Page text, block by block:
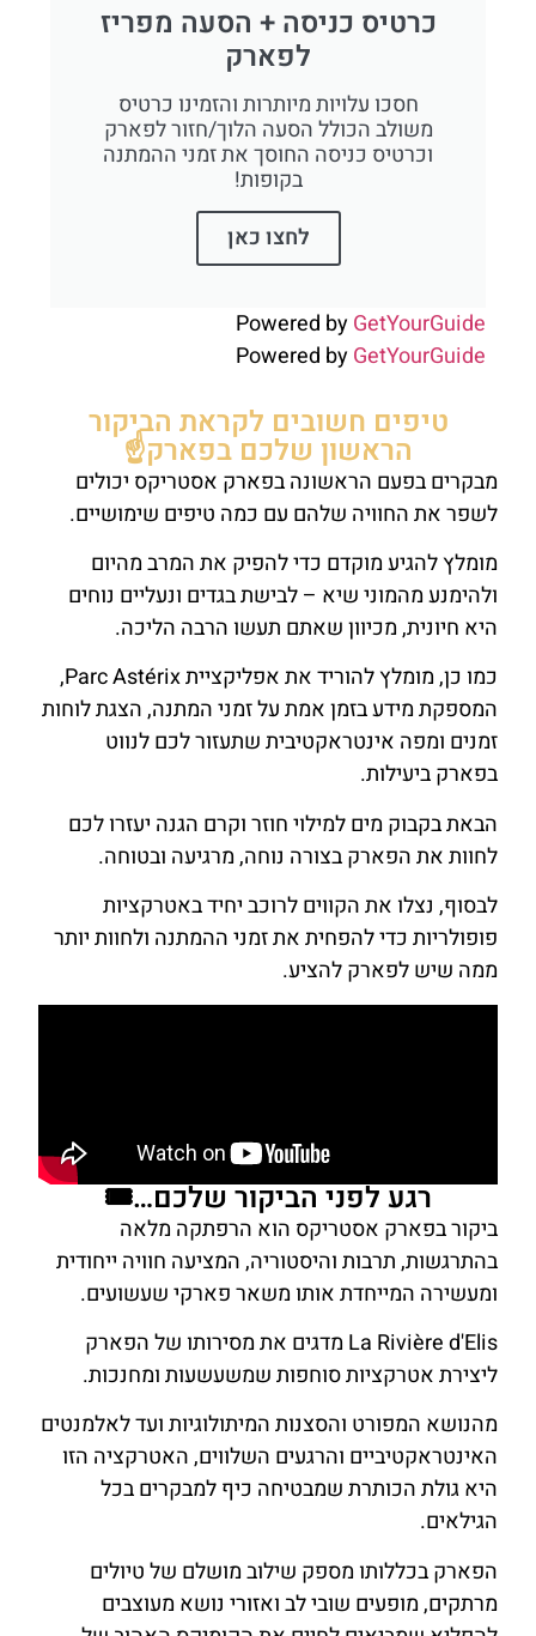
כרטיס כניסה + הסעה מפריז
לפארק
חסכו עלויות מיותרות והזמינו כרטיס
משולב הכולל הסעה הלוך/חזור לפארק
וכרטיס כניסה החוסך את זמני ההמתנה
בקופות!
לחצו כאן
Powered byGetYourGuide
Powered byGetYourGuide
טיפים חשובים לקראת הביקור
הראשון שלכם בפארק☝️
מבקרים בפעם הראשונה בפארק אסטריקס יכולים
לשפר את החוויה שלהם עם כמה טיפים שימושיים.
מומלץ להגיע מוקדם כדי להפיק את המרב מהיום
ולהימנע מהמוני שיא – לבישת בגדים ונעליים נוחים
היא חיונית, מכיוון שאתם תעשו הרבה הליכה.
כמו כן, מומלץ להוריד את אפליקציית Parc Astérix,
המספקת מידע בזמן אמת על זמני המתנה, הצגת לוחות
זמנים ומפה אינטראקטיבית שתעזור לכם לנווט
בפארק ביעילות.
הבאת בקבוק מים למילוי חוזר וקרם הגנה יעזרו לכם
לחוות את הפארק בצורה נוחה, מרגיעה ובטוחה.
לבסוף, נצלו את הקווים לרוכב יחיד באטרקציות
פופולריות כדי להפחית את זמני ההמתנה ולחוות יותר
ממה שיש לפארק להציע.
רגע לפני הביקור שלכם…🎟️
ביקור בפארק אסטריקס הוא הרפתקה מלאה
בהתרגשות, תרבות והיסטוריה, המציעה חוויה ייחודית
ומעשירה המייחדת אותו משאר פארקי שעשועים.
La Rivière d'Elis מדגים את מסירותו של הפארק
ליצירת אטרקציות סוחפות שמשעשעות ומחנכות.
מהנושא המפורט והסצנות המיתולוגיות ועד לאלמנטים
האינטראקטיביים והרגעים השלווים, האטרקציה הזו
היא גולת הכותרת שמבטיחה כיף למבקרים בכל
הגילאים.
הפארק בכללותו מספק שילוב מושלם של טיולים
מרתקים, מופעים שובי לב ואזורי נושא מעוצבים